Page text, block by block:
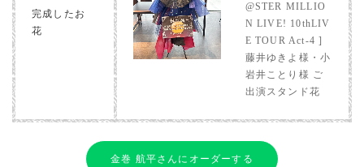
完成したお
花
@STER MILLIO
N LIVE! 10thLIV
E TOUR Act-4 ]
藤井ゆきよ様・小
岩井ことり様 ご
出演スタンド花
金巻 航平さんにオーダーする